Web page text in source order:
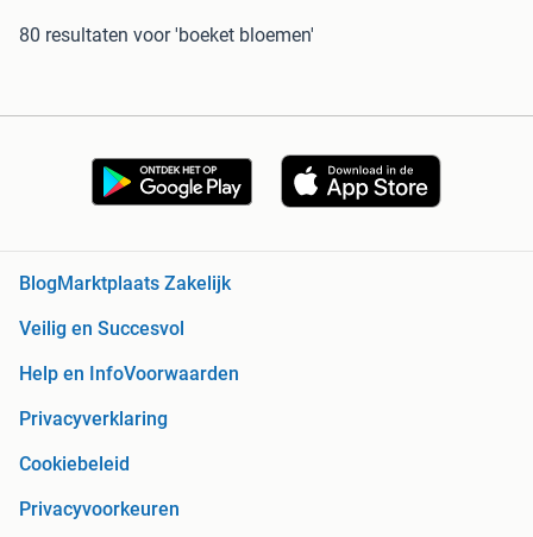
80 resultaten voor 'boeket bloemen'
BlogMarktplaats Zakelijk
Veilig en Succesvol
Help en InfoVoorwaarden
Privacyverklaring
Cookiebeleid
Privacyvoorkeuren